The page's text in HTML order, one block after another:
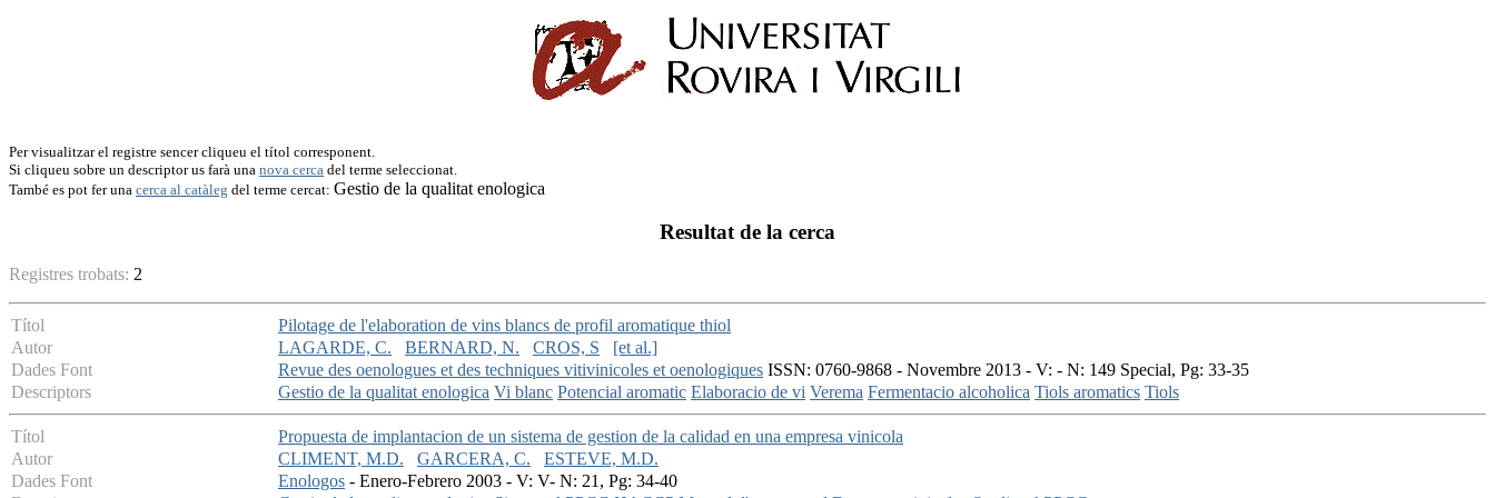
Per visualitzar el registre sencer cliqueu el títol corresponent.
Si cliqueu sobre un descriptor us farà una nova cerca del terme seleccionat.
També es pot fer una cerca al catàleg del terme cercat: Gestio de la qualitat enologica
Resultat de la cerca
Registres trobats: 2
Títol
Pilotage de l'elaboration de vins blancs de profil aromatique thiol
Autor
LAGARDE, C. BERNARD, N. CROS, S
[et al.]
Dades Font
Revue des oenologues et des techniques vitivinicoles et oenologiques ISSN: 0760-9868 - Novembre 2013 - V: - N: 149 Special, Pg: 33-35
Descriptors
Gestio de la qualitat enologica Vi blanc Potencial aromatic Elaboracio de vi Verema Fermentacio alcoholica Tiols aromatics Tiols
Títol
Propuesta de implantacion de un sistema de gestion de la calidad en una empresa vinicola
Autor
CLIMENT, M.D. GARCERA, C.
ESTEVE, M.D.
Dades Font
Enologos - Enero-Febrero 2003 - V: V- N: 21, Pg: 34-40